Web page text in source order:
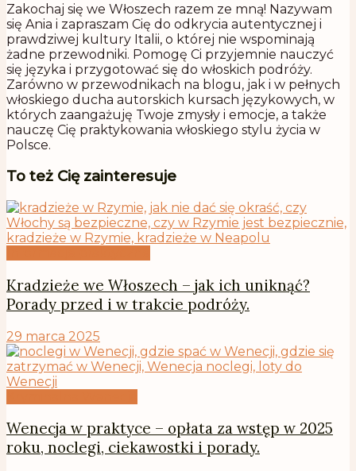
Zakochaj się we Włoszech razem ze mną! Nazywam
się Ania i zapraszam Cię do odkrycia autentycznej i
prawdziwej kultury Italii, o której nie wspominają
żadne przewodniki. Pomogę Ci przyjemnie nauczyć
się języka i przygotować się do włoskich podróży.
Zarówno w przewodnikach na blogu, jak i w pełnych
włoskiego ducha autorskich kursach językowych, w
których zaangażuję Twoje zmysły i emocje, a także
nauczę Cię praktykowania włoskiego stylu życia w
Polsce.
To też Cię zainteresuje
Kradzieże we Włoszech – jak ich uniknąć?
Porady przed i w trakcie podróży.
29 marca 2025
Wenecja w praktyce – opłata za wstęp w 2025
roku, noclegi, ciekawostki i porady.